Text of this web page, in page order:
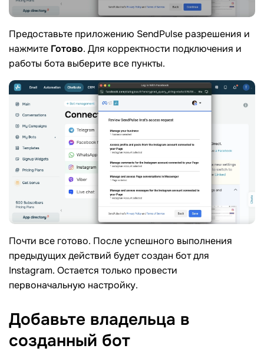
Предоставьте приложению SendPulse разрешения и
нажмите Готово. Для корректности подключения и
работы бота выберите все пункты.
Почти все готово. После успешного выполнения
предыдущих действий будет создан бот для
Instagram. Остается только провести
первоначальную настройку.
Добавьте владельца в
созданный бот